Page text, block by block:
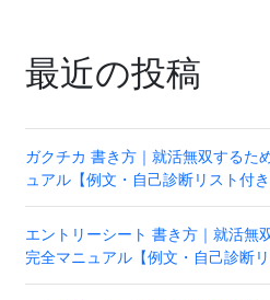
最近の投稿
ガクチカ 書き方｜就活無双するた
ュアル【例文・自己診断リスト付き
エントリーシート 書き方｜就活無
完全マニュアル【例文・自己診断リ